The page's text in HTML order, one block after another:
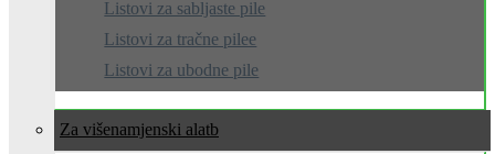
Listovi za sabljaste pile
Listovi za tračne pilee
Listovi za ubodne pile
Za višenamjenski alat